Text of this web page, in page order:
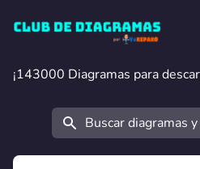
Club de Diagramas
¡143000 Diagramas para
¡143000 Diagramas para
Buscar